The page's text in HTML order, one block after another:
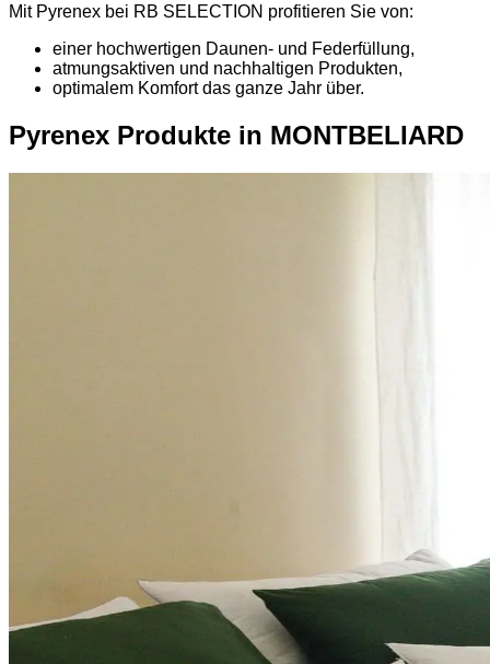
Mit Pyrenex bei RB SELECTION profitieren Sie von:
einer hochwertigen Daunen- und Federfüllung,
atmungsaktiven und nachhaltigen Produkten,
optimalem Komfort das ganze Jahr über.
Pyrenex Produkte in MONTBELIARD